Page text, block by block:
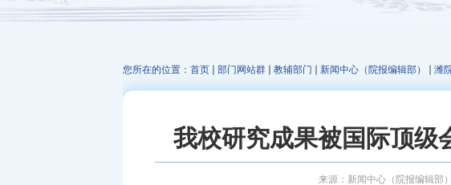
您所在的位置： 首页 部门网站群 教辅部门 新闻中心（院报编辑部） 潍
我校研究成果被国际顶级
来源：新闻中心（院报编辑部